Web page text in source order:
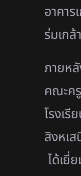
อาคา
ร่มเกล้า
ภายห
คณะค
โรงเ
สิงหเ
ได้เยี่